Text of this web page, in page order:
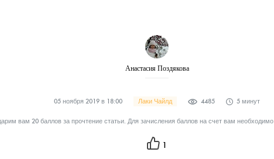
Анастасия Поздякова
05 ноября 2019 в 18:00 Лаки Чайлд 4485 5 минут
вам 20 баллов за прочтение статьи. Для зачисления баллов на счет вам необходимо
1